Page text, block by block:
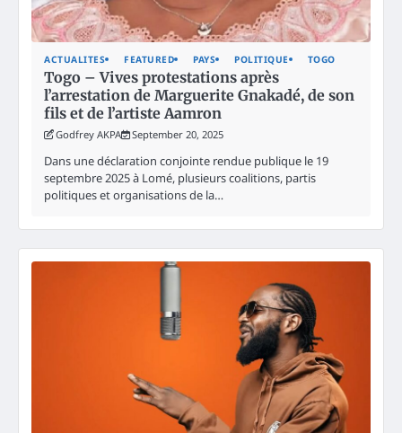
ACTUALITES FEATURED PAYS POLITIQUE TOGO
Togo – Vives protestations après
l’arrestation de Marguerite Gnakadé, de son
fils et de l’artiste Aamron
Godfrey AKPA September 20, 2025
Dans une déclaration conjointe rendue publique le 19
septembre 2025 à Lomé, plusieurs coalitions, partis
politiques et organisations de la…